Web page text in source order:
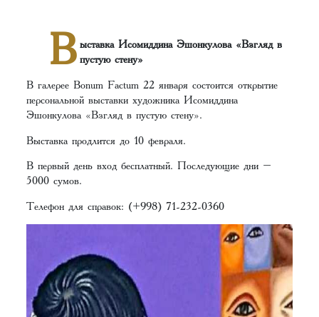
В ыставка Исомиддина Эшонкулова «Взгляд в
пустую стену»
В галерее Bonum Factum 22 января состоится открытие
персональной выставки художника Исомиддина
Эшонкулова «Взгляд в пустую стену».
Выставка продлится до 10 февраля.
В первый день вход бесплатный. Последующие дни –
5000 сумов.
Телефон для справок: (+998) 71-232-0360